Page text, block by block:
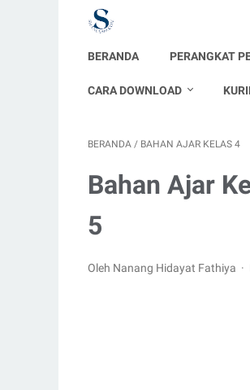
BERANDA PERANGKAT
CARA DOWNLOAD
BERANDA / BAHAN AJAR KELAS 4
Bahan Ajar
5
Oleh Nanang Hidayat Fathiya